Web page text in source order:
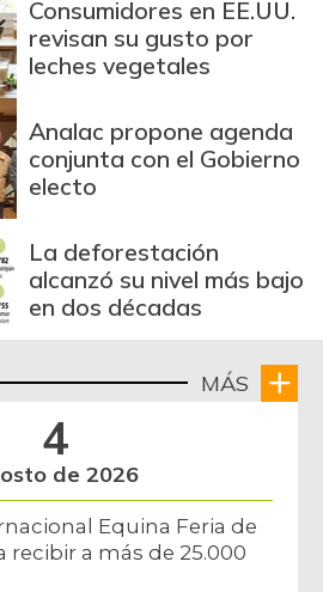
Consumidores en EE.UU.
revisan su gusto por
leches vegetales
Analac propone agenda
conjunta con el Gobierno
electo
La deforestación
alcanzó su nivel más bajo
en dos décadas
MÁS
4
de 2026
Equina Feria de
recibir a más de 25.000